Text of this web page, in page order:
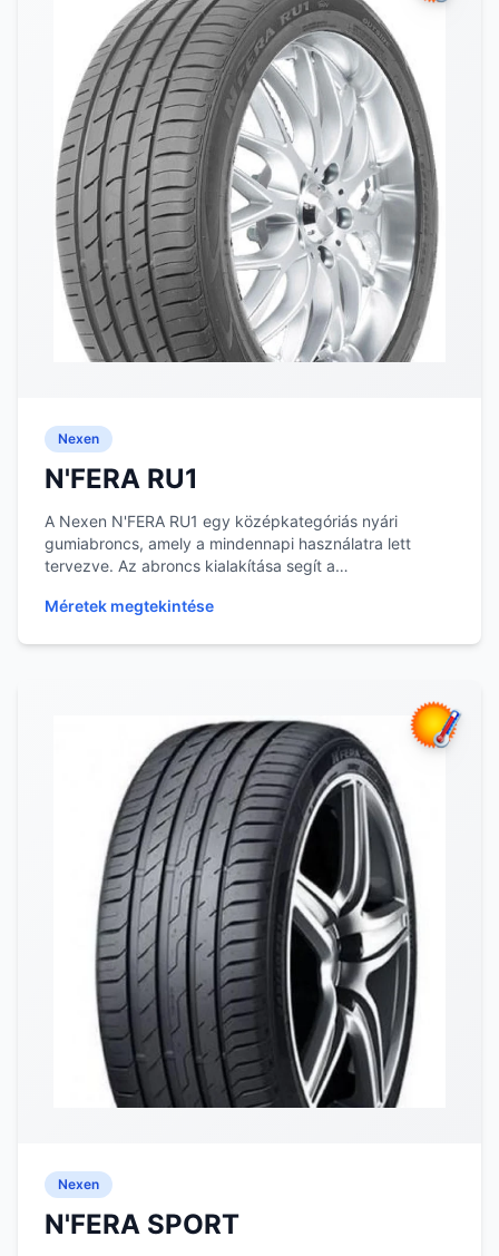
Nexen
N'FERA RU1
A Nexen N'FERA RU1 egy középkategóriás nyári
gumiabroncs, amely a mindennapi használatra lett
tervezve. Az abroncs kialakítása segít a
Méretek megtekintése
Nexen
N'FERA SPORT